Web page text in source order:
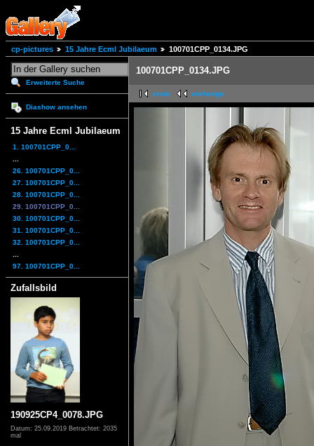
cp-pictures 15 Jahre Ecml Jubilaeum 100701CPP_0134.JPG
Erweiterte Suche
Diashow ansehen
15 Jahre Ecml Jubilaeum
1. 100701CPP_0...
26. 100701CPP_0...
27. 100701CPP_0...
28. 100701CPP_0...
29. 100701CPP_0...
30. 100701CPP_0...
31. 100701CPP_0...
32. 100701CPP_0...
97. 100701CPP_0...
Zufallsbild
190925CP4_0078.JPG
Datum: 25.09.2019 Betrachtet: 2035
mal
100701CPP_0134.JPG
erste vorherige